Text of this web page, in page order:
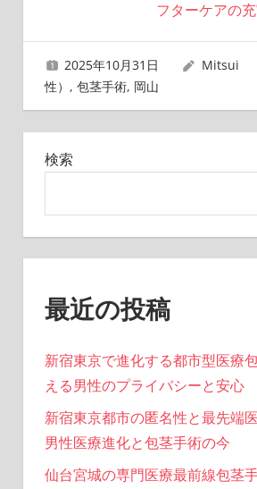
ナ
ビ
ゲ
ー
ョ
ン
フターケアの
2025年10月31日 Mitsui
性） , 包茎手術, 岡山
検索
最近の投稿
新宿東京で進化する都市型医療
える男性のプライバシーと安心
新宿東京都市の匿名性と最先端
男性医療進化と包茎手術の今
仙台宮城の専門医療最前線包茎